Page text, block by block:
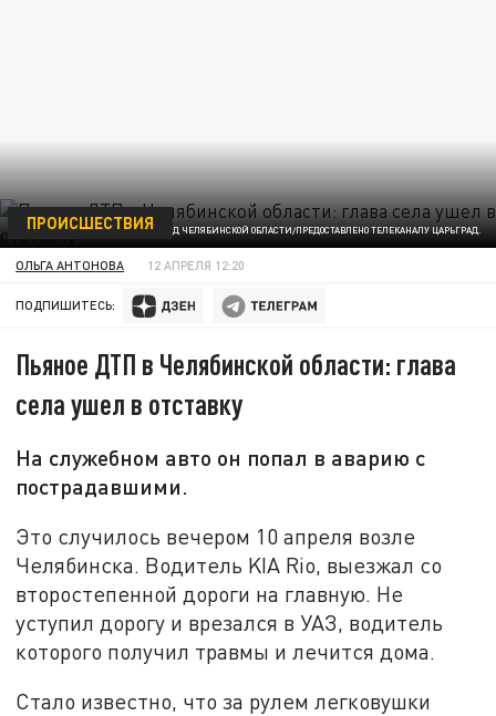
ФОТО: ГИБДД ЧЕЛЯБИНСКОЙ ОБЛАСТИ/ПРЕДОСТАВЛЕНО ТЕЛЕКАНАЛУ ЦАРЬГРАД.
ПРОИСШЕСТВИЯ
ОЛЬГА АНТОНОВА 12 АПРЕЛЯ 12:20
ПОДПИШИТЕСЬ:
Пьяное ДТП в Челябинской области: глава
села ушел в отставку
На служебном авто он попал в аварию с
пострадавшими.
Это случилось вечером 10 апреля возле
Челябинска. Водитель KIA Rio, выезжал со
второстепенной дороги на главную. Не
уступил дорогу и врезался в УАЗ, водитель
которого получил травмы и лечится дома.
Стало известно, что за рулем легковушки